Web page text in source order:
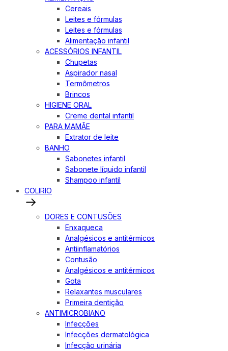
Cereais
Leites e fórmulas
Leites e fórmulas
Alimentação infantil
ACESSÓRIOS INFANTIL
Chupetas
Aspirador nasal
Termômetros
Brincos
HIGIENE ORAL
Creme dental infantil
PARA MAMÃE
Extrator de leite
BANHO
Sabonetes infantil
Sabonete líquido infantil
Shampoo infantil
COLIRIO
DORES E CONTUSÕES
Enxaqueca
Analgésicos e antitérmicos
Antiinflamatórios
Contusão
Analgésicos e antitérmicos
Gota
Relaxantes musculares
Primeira dentição
ANTIMICROBIANO
Infecções
Infecções dermatológica
Infecção urinária